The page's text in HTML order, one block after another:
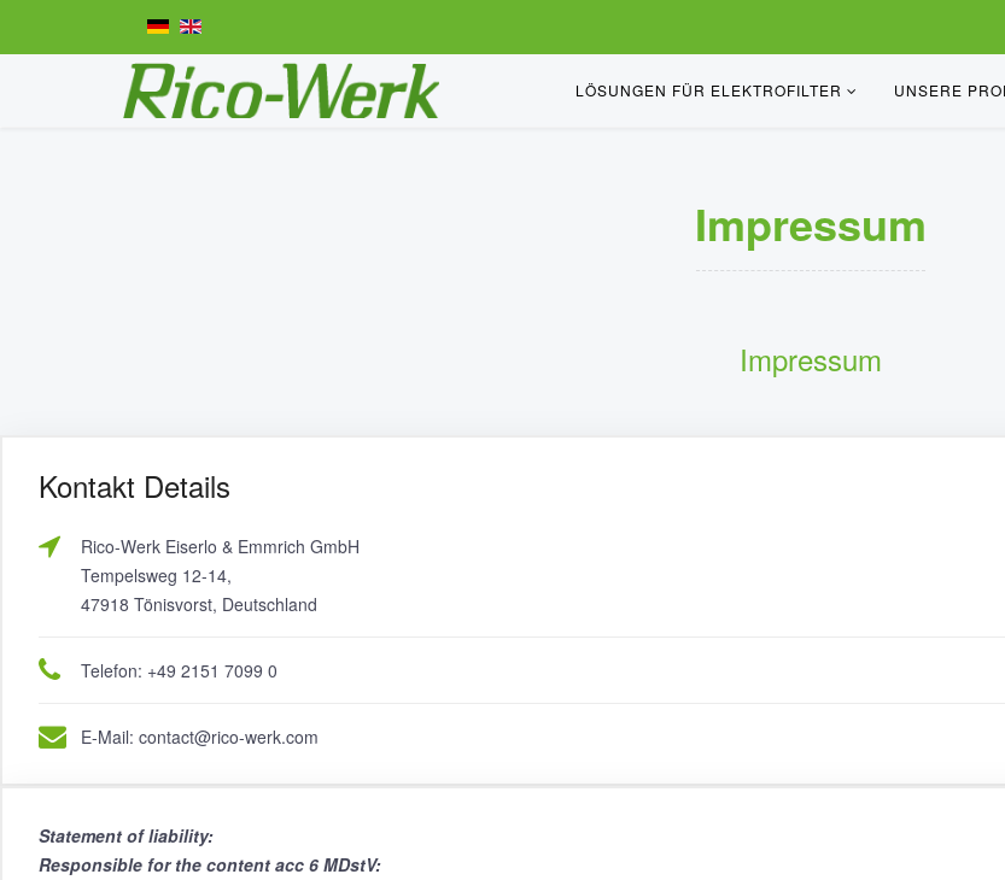
LÖSUNGEN FÜR ELEKTROFILTER UNSERE
Impressum
Impressum
Kontakt Details
Rico-Werk Eiserlo & Emmrich GmbH
Tempelsweg 12-14,
47918 Tönisvorst, Deutschland
Telefon: +49 2151 7099 0
E-Mail: contact@rico-werk.com
Statement of liability:
Responsible for the content acc 6 MDstV: